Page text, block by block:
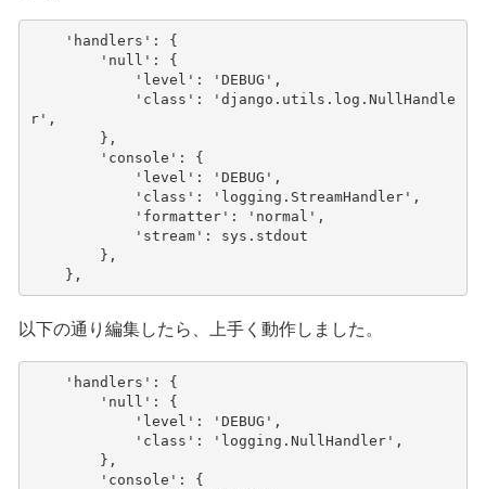
'handlers' :
{
'null' :
{
'level' : 'DEBUG' ,
'class' :
'django.utils.log.NullHandle
r' ,
},
'console' :
{
'level' : 'DEBUG' ,
'class' : 'logging.StreamHandler' ,
'formatter' : 'normal' ,
'stream' : sys . stdout
},
},
以下の通り編集したら、上手く動作しました。
'handlers' :
{
'null' :
{
'level' : 'DEBUG' ,
'class' : 'logging.NullHandler' ,
},
'console' :
{